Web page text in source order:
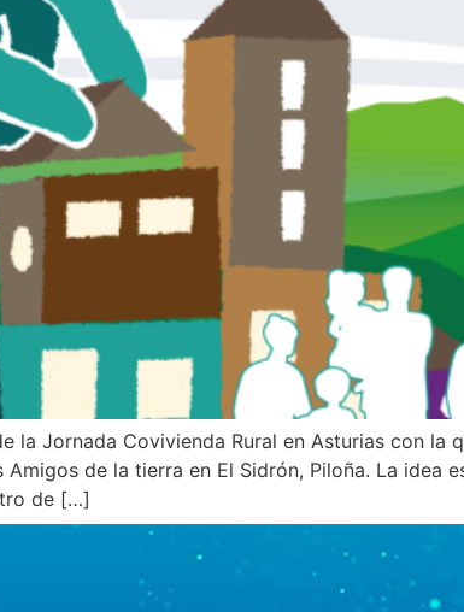
la Jornada Covivienda Rural en Asturias con la
de la tierra en El Sidrón, Piloña. La idea
de […]